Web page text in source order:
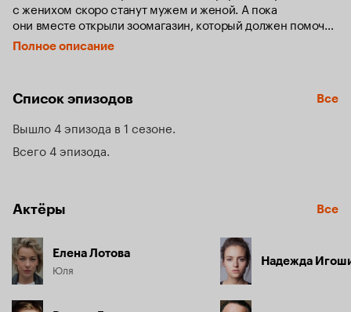
с женихом скоро станут мужем и женой. А пока
они вместе открыли зоомагазин, который должен помочь
им обеспечить семейный бюджет. Вот только мечты
на радужное будущее рушатся, подобно карточному
расплатиться с кредиторами, а значит магазин придется
Полное описание
Список эпизодов Все
Вышло 4 эпизода в 1 сезоне
Всего 4 эпизода
Актёры Все
Елена Лотова
Юля Надежда